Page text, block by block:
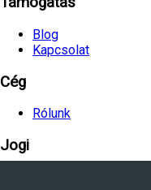
Blog
Kapcsolat
Cég
Rólunk
Jogi